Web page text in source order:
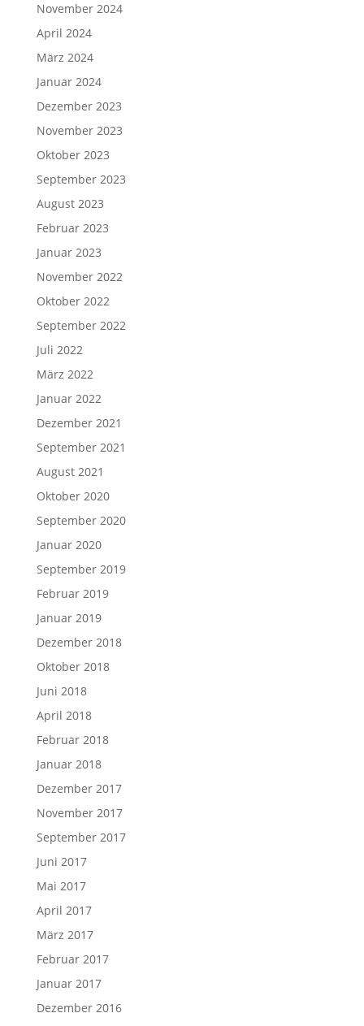
November 2024
April 2024
März 2024
Januar 2024
Dezember 2023
November 2023
Oktober 2023
September 2023
August 2023
Februar 2023
Januar 2023
November 2022
Oktober 2022
September 2022
Juli 2022
März 2022
Januar 2022
Dezember 2021
September 2021
August 2021
Oktober 2020
September 2020
Januar 2020
September 2019
Februar 2019
Januar 2019
Dezember 2018
Oktober 2018
Juni 2018
April 2018
Februar 2018
Januar 2018
Dezember 2017
November 2017
September 2017
Juni 2017
Mai 2017
April 2017
März 2017
Februar 2017
Januar 2017
Dezember 2016